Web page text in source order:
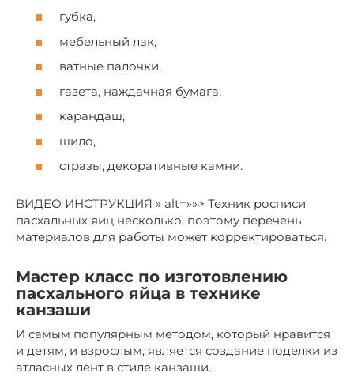
губка,
мебельный лак,
ватные палочки,
газета, наждачная бумага,
карандаш,
шило,
стразы, декоративные камни.
ВИДЕО ИНСТРУКЦИЯ » alt=»»> Техник росписи
пасхальных яиц несколько, поэтому перечень
материалов для работы может корректироваться.
Мастер класс по изготовлению
пасхального яйца в технике
канзаши
И самым популярным методом, который нравится
и детям, и взрослым, является создание поделки из
атласных лент в стиле канзаши.